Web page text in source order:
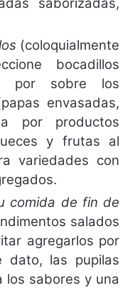
(coloquialmente
bocadillos
por sobre los
envasadas,
por productos
y frutas al
variedades con
comida de fin de
salados
agregarlos por
dato, las pupilas
los sabores y una